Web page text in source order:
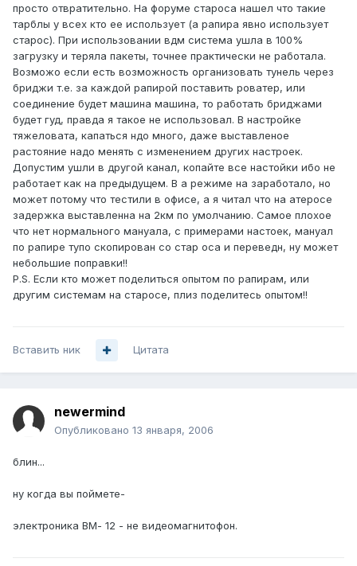
просто отвратительно. На форуме староса нашел что такие
тарблы у всех кто ее использует (а рапира явно использует
старос). При использовании вдм система ушла в 100%
загрузку и теряла пакеты, точнее практически не работала.
Возможо если есть возможность организовать тунель через
бриджи т.е. за каждой рапирой поставить роватер, или
соединение будет машина машина, то работать бриджами
будет гуд, правда я такое не использовал. В настройке
тяжеловата, капаться ндо много, даже выставленое
растояние надо менять с изменением других настроек.
Допустим ушли в другой канал, копайте все настойки ибо не
работает как на предыдущем. В a режиме на заработало, но
может потому что тестили в офисе, а я читал что на атеросе
задержка выставленна на 2км по умолчанию. Самое плохое
что нет нормального мануала, с примерами настоек, мануал
по рапире тупо скопирован со стар оса и переведн, ну может
небольшие поправки!!
P.S. Если кто может поделиться опытом по рапирам, или
другим системам на старосе, плиз поделитесь опытом!!
Вставить ник Цитата
newermind
Опубликовано 13 января, 2006
блин...
ну когда вы поймете-
электроника ВМ- 12 - не видеомагнитофон.